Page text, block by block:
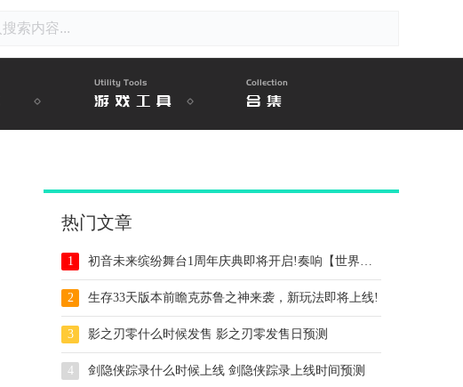
Utility Tools
游戏工具
Collection
合集
热门文章
1 初音未来缤纷舞台1周年庆典即将开启!奏响【世界】的约定
2 生存33天版本前瞻克苏鲁之神来袭，新玩法即将上线!
3 影之刃零什么时候发售 影之刃零发售日预测
4 剑隐侠踪录什么时候上线 剑隐侠踪录上线时间预测